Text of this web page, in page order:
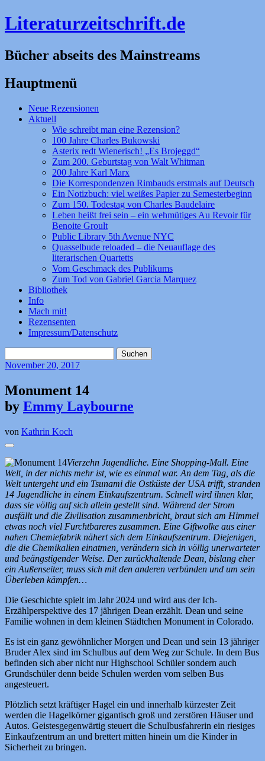
Literaturzeitschrift.de
Bücher abseits des Mainstreams
Hauptmenü
Zum
Inhalt
Neue Rezensionen
Aktuell
Wie schreibt man eine Rezension?
100 Jahre Charles Bukowski
Asterix redt Wienerisch! „Es Brojeggd“
Zum 200. Geburtstag von Walt Whitman
200 Jahre Karl Marx
Die Korrespondenzen Rimbauds erstmals auf Deutsch
Ein Notizbuch: viel weißes Papier zu Semesterbeginn
Zum 150. Todestag von Charles Baudelaire
Leben heißt frei sein – ein wehmütiges Au Revoir für
Benoite Groult
Public Library 5th Avenue NYC
Quasselbude reloaded – die Neuauflage des
literarischen Quartetts
Vom Geschmack des Publikums
Zum Tod von Gabriel Garcia Marquez
Bibliothek
Info
Mach mit!
Rezensenten
Impressum/Datenschutz
nach:
November20, 2017
Monument 14
by Emmy Laybourne
von Kathrin Koch
Vierzehn Jugendliche. Eine Shopping-Mall. Eine
Welt, in der nichts mehr ist, wie es einmal war. An dem Tag, als die
Welt untergeht und ein Tsunami die Ostküste der USA trifft, stranden
14 Jugendliche in einem Einkaufszentrum. Schnell wird ihnen klar,
dass sie völlig auf sich allein gestellt sind. Während der Strom
ausfällt und die Zivilisation zusammenbricht, braut sich am Himmel
etwas noch viel Furchtbareres zusammen. Eine Giftwolke aus einer
nahen Chemiefabrik nähert sich dem Einkaufszentrum. Diejenigen,
die die Chemikalien einatmen, verändern sich in völlig unerwarteter
und beängstigender Weise. Der zurückhaltende Dean, bislang eher
ein Außenseiter, muss sich mit den anderen verbünden und um sein
Überleben kämpfen…
Die Geschichte spielt im Jahr 2024 und wird aus der Ich-
Erzählperspektive des 17 jährigen Dean erzählt. Dean und seine
Familie wohnen in dem kleinen Städtchen Monument in Colorado.
Es ist ein ganz gewöhnlicher Morgen und Dean und sein 13 jähriger
Bruder Alex sind im Schulbus auf dem Weg zur Schule. In dem Bus
befinden sich aber nicht nur Highschool Schüler sondern auch
Grundschüler denn beide Schulen werden vom selben Bus
angesteuert.
Plötzlich setzt kräftiger Hagel ein und innerhalb kürzester Zeit
werden die Hagelkörner gigantisch groß und zerstören Häuser und
Autos. Geistesgegenwärtig steuert die Schulbusfahrerin ein riesiges
Einkaufzentrum an und brettert mitten hinein um die Kinder in
Sicherheit zu bringen.